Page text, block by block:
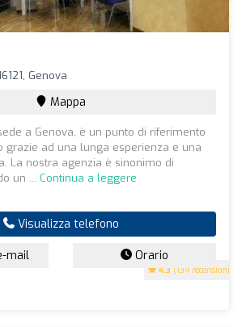
4.3 (134 recensioni)
Genova
Mappa
a Genova, è un punto di riferimento
grazie ad una lunga esperienza e una
La nostra agenzia è sinonimo di
un ... Continua a leggere
Visualizza telefono
mail Orario